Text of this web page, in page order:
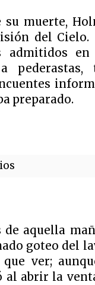
muerte,
del Cielo.
admitidos
a
preparado.
de aquella
goteo del
ver;
al abrir la